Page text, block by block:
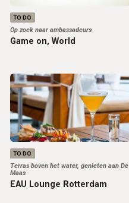
TO DO
Op zoek naar ambassadeurs
Game on, World
TO DO
Terras boven het water, genieten aan De
Maas
EAU Lounge Rotterdam